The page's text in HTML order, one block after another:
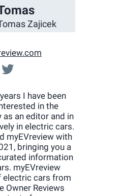
Zajicek
I have been
in the
an editor and in
in electric cars.
myEVreview with
bringing you a
information
myEVreview
electric cars from
Owner Reviews